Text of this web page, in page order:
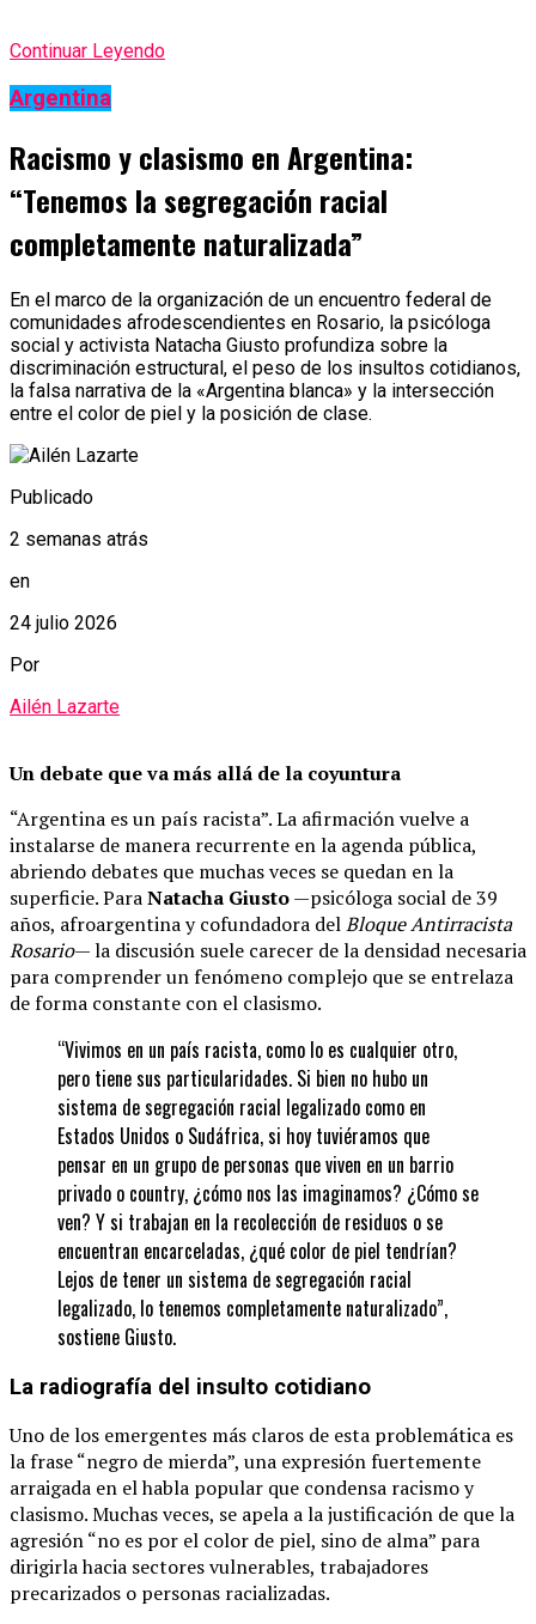
Continuar Leyendo
Argentina
Racismo y clasismo en Argentina:
“Tenemos la segregación racial
completamente naturalizada”
En el marco de la organización de un encuentro federal de
comunidades afrodescendientes en Rosario, la psicóloga
social y activista Natacha Giusto profundiza sobre la
discriminación estructural, el peso de los insultos cotidianos,
la falsa narrativa de la «Argentina blanca» y la intersección
entre el color de piel y la posición de clase.
Publicado
2 semanas atrás
en
24 julio 2026
Por
Ailén Lazarte
Un debate que va más allá de la coyuntura
“Argentina es un país racista”. La afirmación vuelve a
instalarse de manera recurrente en la agenda pública,
abriendo debates que muchas veces se quedan en la
superficie. ParaNatacha Giusto—psicóloga social de 39
años, afroargentina y cofundadora delBloque Antirracista
Rosario— la discusión suele carecer de la densidad necesaria
para comprender un fenómeno complejo que se entrelaza
de forma constante con el clasismo.
“Vivimos en un país racista, como lo es cualquier otro,
pero tiene sus particularidades. Si bien no hubo un
sistema de segregación racial legalizado como en
Estados Unidos o Sudáfrica, si hoy tuviéramos que
pensar en un grupo de personas que viven en un barrio
privado o country, ¿cómo nos las imaginamos? ¿Cómo se
ven? Y si trabajan en la recolección de residuos o se
encuentran encarceladas, ¿qué color de piel tendrían?
Lejos de tener un sistema de segregación racial
legalizado, lo tenemos completamente naturalizado”,
sostiene Giusto.
La radiografía del insulto cotidiano
Uno de los emergentes más claros de esta problemática es
la frase “negro de mierda”, una expresión fuertemente
arraigada en el habla popular que condensa racismo y
clasismo. Muchas veces, se apela a la justificación de que la
agresión “no es por el color de piel, sino de alma” para
dirigirla hacia sectores vulnerables, trabajadores
precarizados o personas racializadas.